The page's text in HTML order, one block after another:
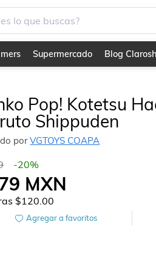
Supermercado Blog
Pop! Kotetsu
Shippuden
porVGTOYS COAPA
-20%
MXN
$120.00
Agregar a favoritos